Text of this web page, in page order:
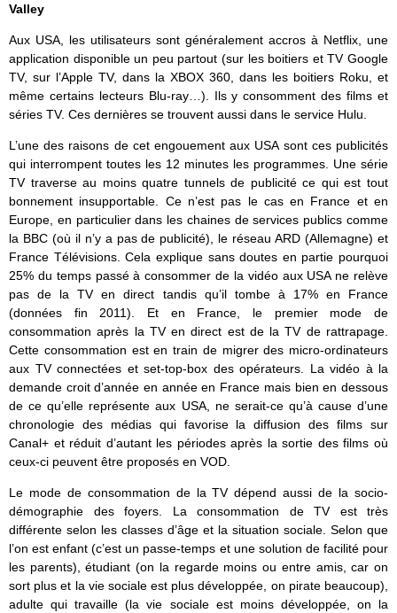
Valley
Aux USA, les utilisateurs sont généralement accros à Netflix, une
application disponible un peu partout (sur les boitiers et TV Google
TV, sur l’Apple TV, dans la XBOX 360, dans les boitiers Roku, et
même certains lecteurs Blu-ray…). Ils y consomment des films et
séries TV. Ces dernières se trouvent aussi dans le service Hulu.
L’une des raisons de cet engouement aux USA sont ces publicités
qui interrompent toutes les 12 minutes les programmes. Une série
TV traverse au moins quatre tunnels de publicité ce qui est tout
bonnement insupportable. Ce n’est pas le cas en France et en
Europe, en particulier dans les chaines de services publics comme
la BBC (où il n’y a pas de publicité), le réseau ARD (Allemagne) et
France Télévisions. Cela explique sans doutes en partie pourquoi
25% du temps passé à consommer de la vidéo aux USA ne relève
pas de la TV en direct tandis qu’il tombe à 17% en France
(données fin 2011). Et en France, le premier mode de
consommation après la TV en direct est de la TV de rattrapage.
Cette consommation est en train de migrer des micro-ordinateurs
aux TV connectées et set-top-box des opérateurs. La vidéo à la
demande croit d’année en année en France mais bien en dessous
de ce qu’elle représente aux USA, ne serait-ce qu’à cause d’une
chronologie des médias qui favorise la diffusion des films sur
Canal+ et réduit d’autant les périodes après la sortie des films où
ceux-ci peuvent être proposés en VOD.
Le mode de consommation de la TV dépend aussi de la socio-
démographie des foyers. La consommation de TV est très
différente selon les classes d’âge et la situation sociale. Selon que
l’on est enfant (c’est un passe-temps et une solution de facilité pour
les parents), étudiant (on la regarde moins ou entre amis, car on
sort plus et la vie sociale est plus développée, on pirate beaucoup),
adulte qui travaille (la vie sociale est moins développée, on la